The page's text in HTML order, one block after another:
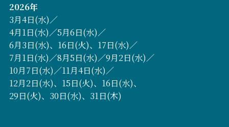
2026年
3月4日(水)／
4月1日(水)／5月6日(水)／
6月3日(水)、16日(火)、17日(水)／
7月1日(水)／8月5日(水)／9月2日(水)／
10月7日(水)／11月4日(水)／
12月2日(水)、15日(火)、16日(水)、
29日(火)、30日(水)、31日(木)